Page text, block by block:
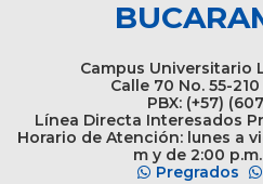
Campus Universitario
Calle 70 No. 55-
PBX: (+57)
Línea Directa Interesados
Horario de Atención: lunes a
m y de 2:00
Pregrados